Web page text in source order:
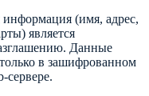
информация (имя, адрес,
является
Данные
в зашифрованном
сервере.